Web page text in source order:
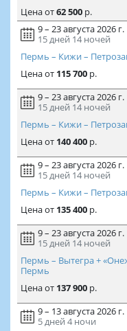
Ценаот62 500р.
9 – 23 августа 2026 г.
15 дней 14 ночей
Пермь – Кижи –
Ценаот 115 700р.
9 – 23 августа 2026 г.
15 дней 14 ночей
Пермь – Кижи –
Ценаот 140 400р.
9 – 23 августа 2026 г.
15 дней 14 ночей
Пермь – Кижи –
Ценаот 135 400р.
9 – 23 августа 2026 г.
15 дней 14 ночей
Пермь – Вытегра +
Пермь
Ценаот 137 900р.
9 – 13 августа 2026 г.
5 дней 4 ночи